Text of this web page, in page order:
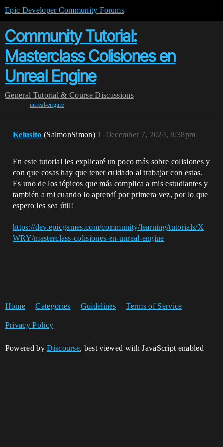
Epic Developer Community Forums
Community Tutorial:
Masterclass Colisiones en
Unreal Engine
General Tutorial & Course Discussions
unreal-engine
Kelusito (SalmonSimon) December 7, 2024, 8:38pm
1
En este tutorial les explicaré un poco más sobre colisiones y
con que cosas hay que tener cuidado al trabajar con estas.
Es uno de los tópicos que más complica a mis estudiantes y
también a mi cuando lo aprendí por primera vez, por lo que
espero les sea útil!
https://dev.epicgames.com/community/learning/tutorials/X
WRY/masterclass-colisiones-en-unreal-engine
Home Categories Guidelines Terms of Service
Privacy Policy
Powered byDiscourse, best viewed with JavaScript enabled